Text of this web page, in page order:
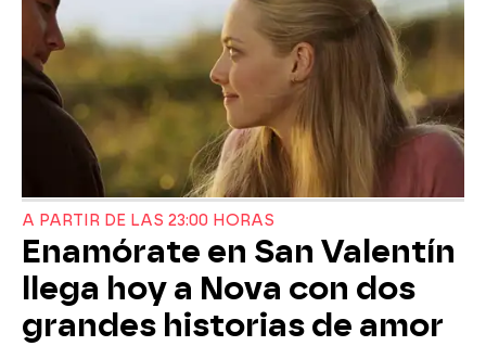
A PARTIR DE LAS 23:00 HORAS
Enamórate en San Valentín
llega hoy a Nova con dos
grandes historias de amor